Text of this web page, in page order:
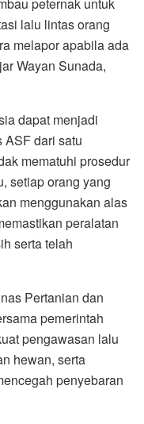
peternak untuk
lalu lintas orang
melapor apabila ada
Wayan Sunada,
dapat menjadi
ASF dari satu
mematuhi prosedur
setiap orang yang
menggunakan alas
peralatan
serta telah
Pertanian dan
pemerintah
pengawasan lalu
hewan, serta
penyebaran